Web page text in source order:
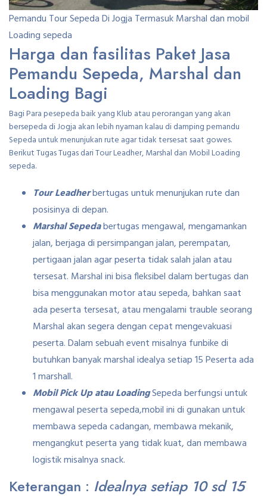
Pemandu Tour Sepeda Di Jogja Termasuk Marshal dan mobil
Loading sepeda
Harga dan fasilitas Paket Jasa
Pemandu Sepeda, Marshal dan
Loading Bagi
Bagi Para pesepeda baik yang Klub atau perorangan yang akan
bersepeda di Jogja akan lebih nyaman kalau di damping pemandu
Sepeda untuk menunjukan rute agar tidak tersesat saat gowes.
Berikut Tugas Tugas dari Tour Leadher, Marshal dan Mobil Loading
sepeda.
Tour Leadherbertugas untuk menunjukan rute dan
posisinya di depan.
Marshal Sepedabertugas mengawal, mengamankan
jalan, berjaga di persimpangan jalan, perempatan,
pertigaan jalan agar peserta tidak salah jalan atau
tersesat. Marshal ini bisa fleksibel dalam bertugas dan
bisa menggunakan motor atau sepeda, bahkan saat
ada peserta tersesat, atau mengalami trauble seorang
Marshal akan segera dengan cepat mengevakuasi
peserta. Dalam sebuah event misalnya funbike di
butuhkan banyak marshal idealya setiap 15 Peserta ada
1 marshall.
Mobil Pick Up atau LoadingSepeda berfungsi untuk
mengawal peserta sepeda,mobil ini di gunakan untuk
membawa sepeda cadangan, membawa mekanik,
mengangkut peserta yang tidak kuat, dan membawa
logistik misalnya snack.
Keterangan : Idealnya setiap 10 sd 15